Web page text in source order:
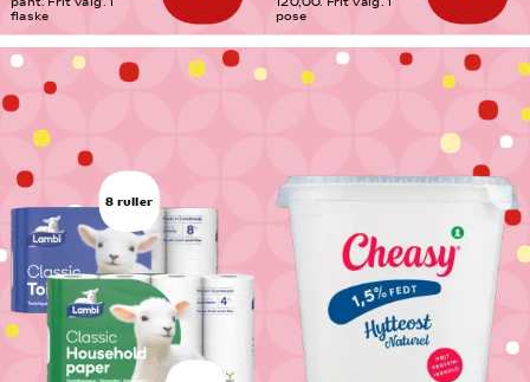
pant. Frit valg. 1
flaske
120,00. Frit valg. 1
pose
8 ruller